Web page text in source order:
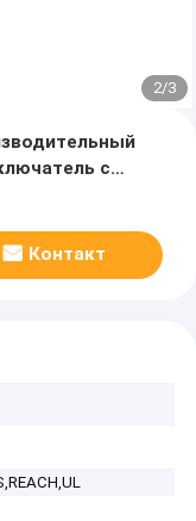
2/3
с
Контакт